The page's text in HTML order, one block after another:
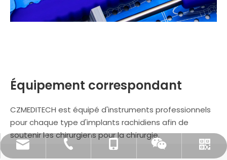
Équipement correspondant
CZMEDITECH est équipé d'instruments professionnels
pour chaque type d'implants rachidiens afin de
soutenir les chirurgiens pour la chirurgie.
song@orthopedic-china.com
+86-519-85855955
+86-18112515727
Wechat
WhatsApp